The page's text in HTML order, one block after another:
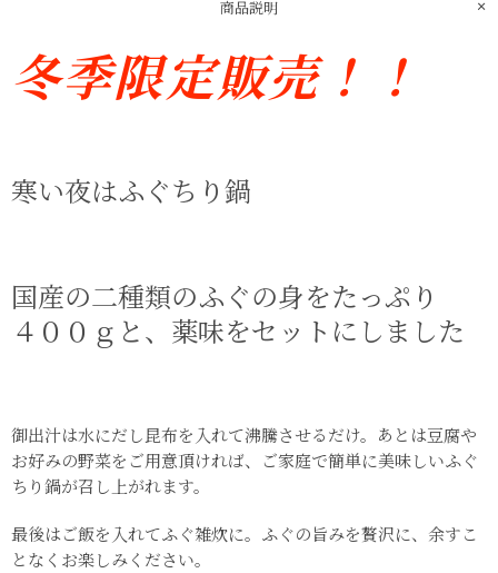
商品説明
冬季限定販売！！
寒い夜は​ふぐちり鍋
国産の​二種類の​ふぐの​身を​たっぷり​
４００ｇと、​薬味を​セットに​しました
御出汁は水にだし昆布を入れて沸騰させるだけ。あとは豆腐や
お好みの野菜をご用意頂ければ、ご家庭で簡単に美味しいふぐ
ちり鍋が召し上がれます。
最後はご飯を入れてふぐ雑炊に。ふぐの旨みを贅沢に、余すこ
となくお楽しみください。